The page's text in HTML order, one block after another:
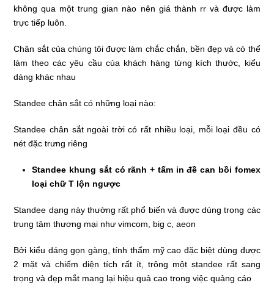
không qua một trung gian nào nên giá thành rr và được làm
trực tiếp luôn.
Chân sắt của chúng tôi được làm chắc chắn, bền đẹp và có thể
làm theo các yêu cầu của khách hàng từng kích thước, kiểu
dáng khác nhau
Standee chân sắt có những loại nào:
Standee chân sắt ngoài trời có rất nhiều loại, mỗi loại đều có
nét đặc trưng riêng
Standee khung sắt có rãnh + tấm in đề can bồi fomex
loại chữ T lộn ngược
Standee dạng này thường rất phổ biến và được dùng trong các
trung tâm thương mại như vimcom, big c, aeon
Bởi kiểu dáng gọn gàng, tính thẩm mỹ cao đặc biệt dùng được
2 mặt và chiếm diện tích rất ít, trông một standee rất sang
trọng và đẹp mắt mang lại hiệu quả cao trong việc quảng cáo